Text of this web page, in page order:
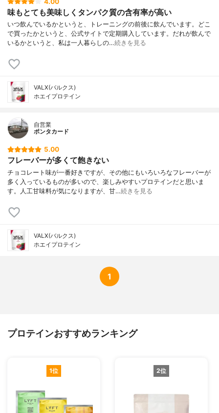
味もとても美味しくタンパク質の含有率が高い
いつ飲んでいるかというと、トレーニングの前後に飲んでいます。どこ
で買ったかというと、公式サイトで定期購入しています。だれが飲んで
いるかというと、私は一人暮らしの…続きを見る
VALX(バルクス)
ホエイプロテイン
自営業
ポンタカード
5.00
フレーバーが多くて飽きない
チョコレート味が一番好きですが、その他にもいろいろなフレーバーが
多く入っているものが多いので、楽しみやすいプロテインだと思いま
す。人工甘味料が気になりますが、甘…続きを見る
VALX(バルクス)
ホエイプロテイン
1
プロテインおすすめランキング
1位 2位